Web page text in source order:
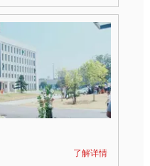
了解详情